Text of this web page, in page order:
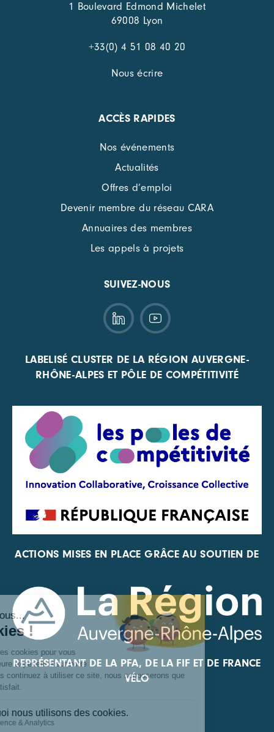
1 Boulevard Edmond Michelet
69008 Lyon
+33(0) 4 51 08 40 20
Nous écrire
ACCÈS RAPIDES
Nos événements
Actualités
Offres d’emploi
Devenir membre du réseau CARA
Annuaires des membres
Les appels à projets
SUIVEZ-NOUS
LABELISÉ CLUSTER DE LA RÉGION AUVERGNE-
RHÔNE-ALPES ET PÔLE DE COMPÉTITIVITÉ
ACTIONS MISES EN PLACE GRÂCE AU SOUTIEN DE
REPRÉSENTANT DE LA PFA, DE LA FIF ET DE FRANCE
VÉLO